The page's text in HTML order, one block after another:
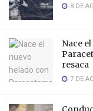
8 DE
Nace
resaca
7 DE